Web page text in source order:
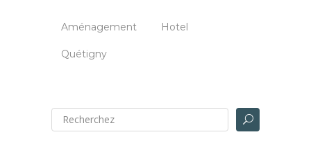
Aménagement Hotel
Quétigny